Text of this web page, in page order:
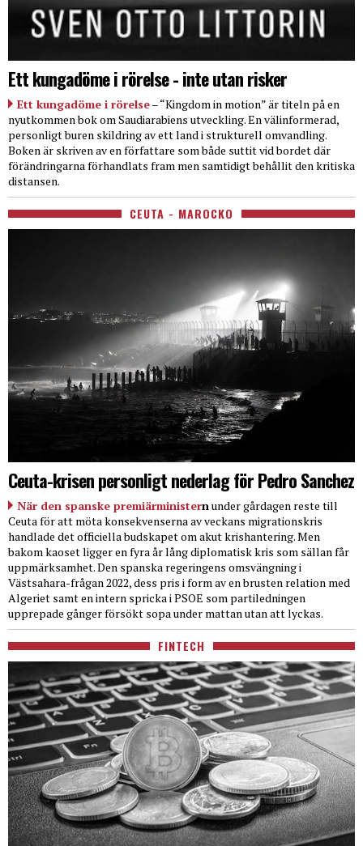
Ett kungadöme i rörelse - inte utan risker
Ett kungadöme i rörelse– “Kingdom in motion” är titeln på en
nyutkommen bok om Saudiarabiens utveckling. En välinformerad,
personligt buren skildring av ett land i strukturell omvandling.
Boken är skriven av en författare som både suttit vid bordet där
förändringarna förhandlats fram men samtidigt behållit den kritiska
distansen.
CEUTA - MAROCKO
Ceuta-krisen personligt nederlag för Pedro Sanchez
När den spanske premiärministernunder gårdagen reste till
Ceuta för att möta konsekvenserna av veckans migrationskris
handlade det officiella budskapet om akut krishantering. Men
bakom kaoset ligger en fyra år lång diplomatisk kris som sällan får
uppmärksamhet. Den spanska regeringens omsvängning i
Västsahara-frågan 2022, dess pris i form av en brusten relation med
Algeriet samt en intern spricka i PSOE som partiledningen
upprepade gånger försökt sopa under mattan utan att lyckas.
FINTECH